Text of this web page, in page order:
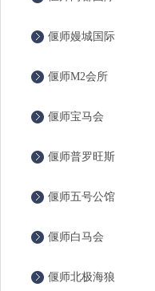
偃师嫚城国际
偃师M2会所
偃师宝马会
偃师普罗旺斯
偃师五号公馆
偃师白马会
偃师北极海狼